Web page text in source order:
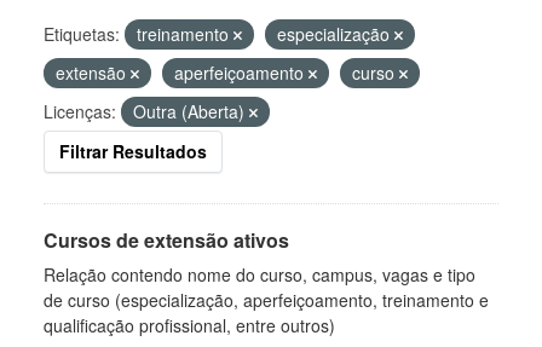
Etiquetas: treinamento
especialização
extensão
aperfeiçoamento
curso
Licenças:
Outra (Aberta)
Filtrar Resultados
Cursos de extensão ativos
Relação contendo nome do curso, campus, vagas e tipo
de curso (especialização, aperfeiçoamento, treinamento e
qualificação profissional, entre outros)